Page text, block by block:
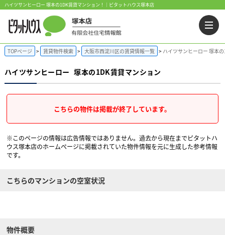
ハイツサンヒーロー 塚本の1DK賃貸マンション！｜ピタットハウス塚本店
TOPページ 賃貸物件検索 大阪市西淀川区の賃貸情報一覧 ハイツサンヒーロー 塚本
ハイツサンヒーロー 塚本の1DK賃貸マンション
こちらの物件は掲載が終了しています。
※このページの情報は広告情報ではありません。過去から現在までピタットハ
ウス塚本店のホームぺージに掲載されていた物件情報を元に生成した参考情報
です。
こちらのマンションの空室状況
物件概要